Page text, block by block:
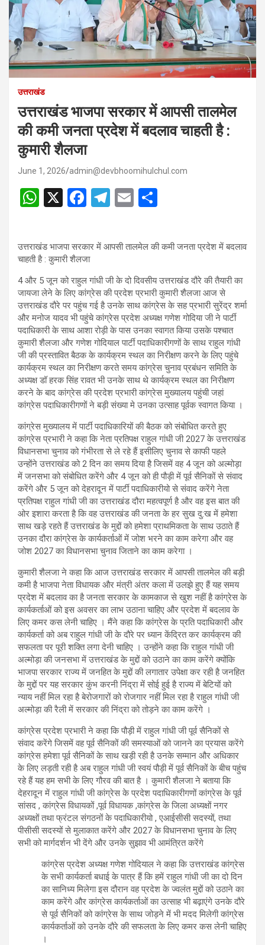
उत्तराखंड
उत्तराखंड भाजपा सरकार में आपसी तालमेल
की कमी जनता प्रदेश में बदलाव चाहती है :
कुमारी शैलजा
June 1, 2026 admin@devbhoomihulchul.com
W
s
A
p
p
X
F
ce
b
o
o
k
T
gr
a
m
E
ail
e
उत्तराखंड भाजपा सरकार में आपसी तालमेल की कमी जनता प्रदेश में बदलाव
चाहती है : कुमारी शैलजा
4 और 5 जून को राहुल गांधी जी के दो दिवसीय उत्तराखंड दौरे की तैयारी का
जायजा लेने के लिए कांग्रेस की प्रदेश प्रभारी कुमारी शैलजा आज से
उत्तराखंड दौरे पर पहुंच गई है उनके साथ कांग्रेस के सह प्रभारी सुरेंद्र शर्मा
और मनोज यादव भी पहुंचे कांग्रेस प्रदेश अध्यक्ष गणेश गोदिया जी ने पार्टी
पदाधिकारी के साथ आशा रोड़ी के पास उनका स्वागत किया उसके पश्चात
कुमारी शैलजा और गणेश गोदियाल पार्टी पदाधिकारीगणों के साथ राहुल गांधी
जी की प्रस्तावित बैठक के कार्यक्रम स्थल का निरीक्षण करने के लिए पहुंचे
कार्यक्रम स्थल का निरीक्षण करते समय कांग्रेस चुनाव प्रबंधन समिति के
अध्यक्ष डॉ हरक सिंह रावत भी उनके साथ थे कार्यक्रम स्थल का निरीक्षण
करने के बाद कांग्रेस की प्रदेश प्रभारी कांग्रेस मुख्यालय पहुंची जहां
कांग्रेस पदाधिकारीगणों ने बड़ी संख्या मे उनका उत्साह पूर्वक स्वागत किया ।
कांग्रेस मुख्यालय में पार्टी पदाधिकारियों की बैठक को संबोधित करते हुए
कांग्रेस प्रभारी ने कहा कि नेता प्रतिपक्ष राहुल गांधी जी 2027 के उत्तराखंड
विधानसभा चुनाव को गंभीरता से ले रहे हैं इसीलिए चुनाव से काफी पहले
उन्होंने उत्तराखंड को 2 दिन का समय दिया है जिसमें वह 4 जून को अल्मोड़ा
में जनसभा को संबोधित करेंगे और 4 जून को ही पौड़ी में पूर्व सैनिकों से संवाद
करेंगे और 5 जून को देहरादून में पार्टी पदाधिकारीयो से संवाद करेंगे नेता
प्रतिपक्ष राहुल गांधी जी का उत्तराखंड दौरा महत्वपूर्ण है और वह इस बात की
ओर इशारा करता है कि वह उत्तराखंड की जनता के हर सुख दु:ख में हमेशा
साथ खड़े रहते हैं उत्तराखंड के मुद्दों को हमेशा प्राथमिकता के साथ उठाते हैं
उनका दौरा कांग्रेस के कार्यकर्ताओं में जोश भरने का काम करेगा और वह
जोश 2027 का विधानसभा चुनाव जिताने का काम करेगा ।
कुमारी शैलजा ने कहा कि आज उत्तराखंड सरकार में आपसी तालमेल की बड़ी
कमी है भाजपा नेता विधायक और मंत्री अंतर कला में उलझे हुए हैं यह समय
प्रदेश में बदलाव का है जनता सरकार के कामकाज से खुश नहीं है कांग्रेस के
कार्यकर्ताओं को इस अवसर का लाभ उठाना चाहिए और प्रदेश में बदलाव के
लिए कमर कस लेनी चाहिए । मैंने कहा कि कांग्रेस के प्रति पदाधिकारी और
कार्यकर्ता को अब राहुल गांधी जी के दौरे पर ध्यान केंद्रित कर कार्यक्रम की
सफलता पर पूरी शक्ति लगा देनी चाहिए । उन्होंने कहा कि राहुल गांधी जी
अल्मोड़ा की जनसभा में उत्तराखंड के मुद्दों को उठाने का काम करेंगे क्योंकि
भाजपा सरकार राज्य में जनहित के मुद्दों की लगातार उपेक्षा कर रही है जनहित
के मुद्दों पर यह सरकार कुंभ करनी निंद्रा में सोई हुई है राज्य में बेटियों को
न्याय नहीं मिल रहा है बेरोजगारों को रोजगार नहीं मिल रहा है राहुल गांधी जी
अल्मोड़ा की रैली में सरकार की निंद्रा को तोड़ने का काम करेंगे ।
कांग्रेस प्रदेश प्रभारी ने कहा कि पौड़ी में राहुल गांधी जी पूर्व सैनिकों से
संवाद करेंगे जिसमें वह पूर्व सैनिकों की समस्याओं को जानने का प्रयास करेंगे
कांग्रेस हमेशा पूर्व सैनिकों के साथ खड़ी रही है उनके सम्मान और अधिकार
के लिए लड़ती रही है अब राहुल गांधी जी स्वयं पौड़ी में पूर्व सैनिकों के बीच पहुंच
रहे हैं यह हम सभी के लिए गौरव की बात है । कुमारी शैलजा ने बताया कि
देहरादून में राहुल गांधी जी कांग्रेस के प्रदेश पदाधिकारीगणों कांग्रेस के पूर्व
सांसद , कांग्रेस विधायकों ,पूर्व विधायक ,कांग्रेस के जिला अध्यक्षों नगर
अध्यक्षों तथा फ्रंटल संगठनों के पदाधिकारीयो , एआईसीसी सदस्यों, तथा
पीसीसी सदस्यों से मुलाकात करेंगे और 2027 के विधानसभा चुनाव के लिए
सभी को मार्गदर्शन भी देंगे और उनके सुझाव भी आमंत्रित करेंगे
कांग्रेस प्रदेश अध्यक्ष गणेश गोदियाल ने कहा कि उत्तराखंड कांग्रेस
के सभी कार्यकर्ता बधाई के पात्र हैं कि हमें राहुल गांधी जी का दो दिन
का सानिध्य मिलेगा इस दौरान वह प्रदेश के ज्वलंत मुद्दों को उठाने का
काम करेंगे और कांग्रेस कार्यकर्ताओं का उत्साह भी बढ़ाएंगे उनके दौरे
से पूर्व सैनिकों को कांग्रेस के साथ जोड़ने में भी मदद मिलेगी कांग्रेस
कार्यकर्ताओं को उनके दौरे की सफलता के लिए कमर कस लेनी चाहिए
।